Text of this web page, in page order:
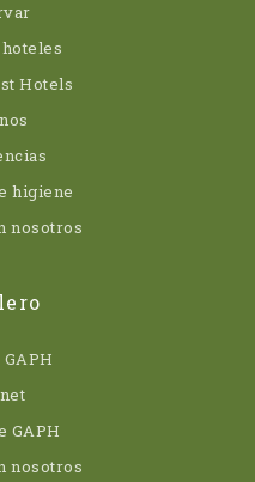
Hotels
higiene
nosotros
GAPH
nosotros